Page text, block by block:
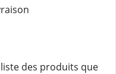
des produits que